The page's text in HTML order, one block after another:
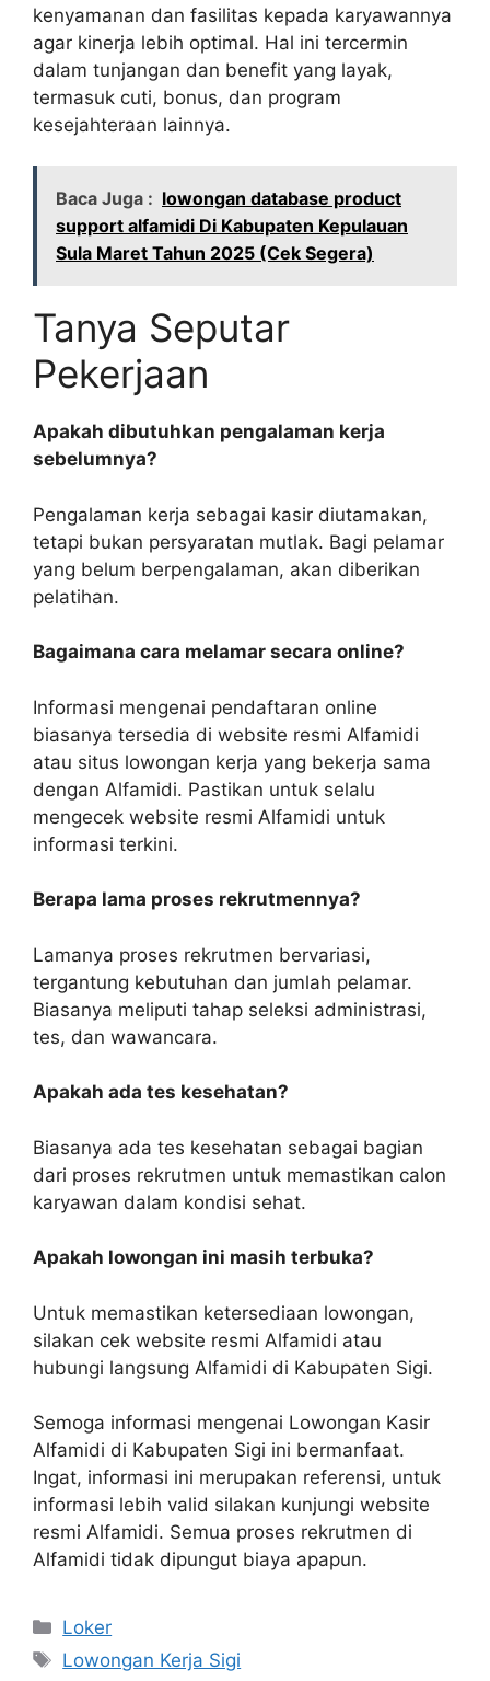
kenyamanan dan fasilitas kepada karyawannya
agar kinerja lebih optimal. Hal ini tercermin
dalam tunjangan dan benefit yang layak,
termasuk cuti, bonus, dan program
kesejahteraan lainnya.
Baca Juga : lowongan database product
support alfamidi Di Kabupaten Kepulauan
Sula Maret Tahun 2025 (Cek Segera)
Tanya Seputar
Pekerjaan
Apakah dibutuhkan pengalaman kerja
sebelumnya?
Pengalaman kerja sebagai kasir diutamakan,
tetapi bukan persyaratan mutlak. Bagi pelamar
yang belum berpengalaman, akan diberikan
pelatihan.
Bagaimana cara melamar secara online?
Informasi mengenai pendaftaran online
biasanya tersedia di website resmi Alfamidi
atau situs lowongan kerja yang bekerja sama
dengan Alfamidi. Pastikan untuk selalu
mengecek website resmi Alfamidi untuk
informasi terkini.
Berapa lama proses rekrutmennya?
Lamanya proses rekrutmen bervariasi,
tergantung kebutuhan dan jumlah pelamar.
Biasanya meliputi tahap seleksi administrasi,
tes, dan wawancara.
Apakah ada tes kesehatan?
Biasanya ada tes kesehatan sebagai bagian
dari proses rekrutmen untuk memastikan calon
karyawan dalam kondisi sehat.
Apakah lowongan ini masih terbuka?
Untuk memastikan ketersediaan lowongan,
silakan cek website resmi Alfamidi atau
hubungi langsung Alfamidi di Kabupaten Sigi.
Semoga informasi mengenai Lowongan Kasir
Alfamidi di Kabupaten Sigi ini bermanfaat.
Ingat, informasi ini merupakan referensi, untuk
informasi lebih valid silakan kunjungi website
resmi Alfamidi. Semua proses rekrutmen di
Alfamidi tidak dipungut biaya apapun.
Kategori
Loker
Tag
Lowongan Kerja Sigi